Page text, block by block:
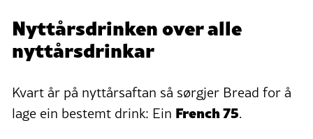
Nyttårsdrinken over alle
nyttårsdrinkar
Kvart år på nyttårsaftan så sørgjer Bread for å
lage ein bestemt drink: Ein French 75.